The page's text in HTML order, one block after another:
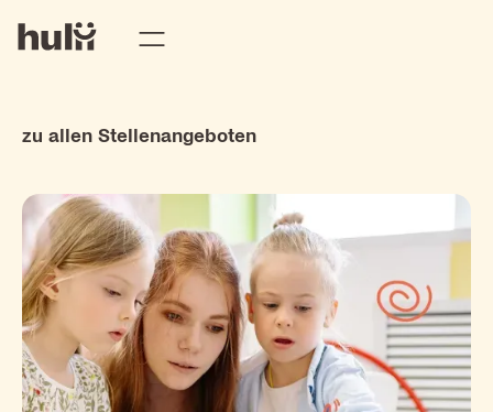
zu allen Stellenangeboten